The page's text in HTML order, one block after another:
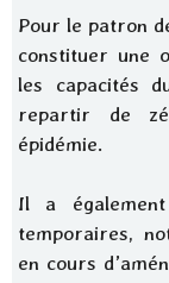
Pour le patron
constituer une
les capacités
repartir de
épidémie.
Il a
temporaires,
en cours